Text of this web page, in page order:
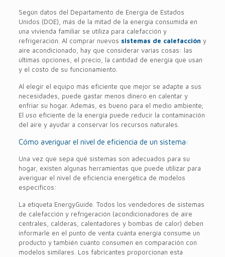
Según datos del Departamento de Energía de Estados
Unidos (DOE), más de la mitad de la energía consumida en
una vivienda familiar se utiliza para calefacción y
refrigeración. Al comprar nuevos sistemas de calefacción y
aire acondicionado, hay que considerar varias cosas: las
últimas opciones, el precio, la cantidad de energía que usan
y el costo de su funcionamiento.
Al elegir el equipo más eficiente que mejor se adapte a sus
necesidades, puede gastar menos dinero en calentar y
enfriar su hogar. Además, es bueno para el medio ambiente;
El uso eficiente de la energía puede reducir la contaminación
del aire y ayudar a conservar los recursos naturales.
Cómo averiguar el nivel de eficiencia de un sistema:
Una vez que sepa qué sistemas son adecuados para su
hogar, existen algunas herramientas que puede utilizar para
averiguar el nivel de eficiencia energética de modelos
específicos:
La etiqueta EnergyGuide. Todos los vendedores de sistemas
de calefacción y refrigeración (acondicionadores de aire
centrales, calderas, calentadores y bombas de calor) deben
informarle en el punto de venta cuánta energía consume un
producto y también cuánto consumen en comparación con
modelos similares. Los fabricantes proporcionan esta